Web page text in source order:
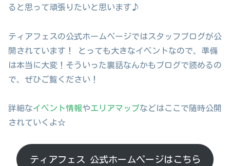
ると思って頑張りたいと思います♪
ティアフェスの公式ホームページではスタッフブログが公
開されています！ とっても大きなイベントなので、準備
は本当に大変！そういった裏話なんかもブログで読めるの
で、ぜひご覧ください！
詳細なイベント情報やエリアマップなどはここで随時公開
されていくよ☆
ティアフェス 公式ホームページはこちら